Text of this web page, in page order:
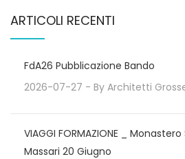
ARTICOLI RECENTI
FdA26 Pubblicazione Bando
2026-07-27 - By Architetti
VIAGGI FORMAZIONE _
Massari 20 Giugno